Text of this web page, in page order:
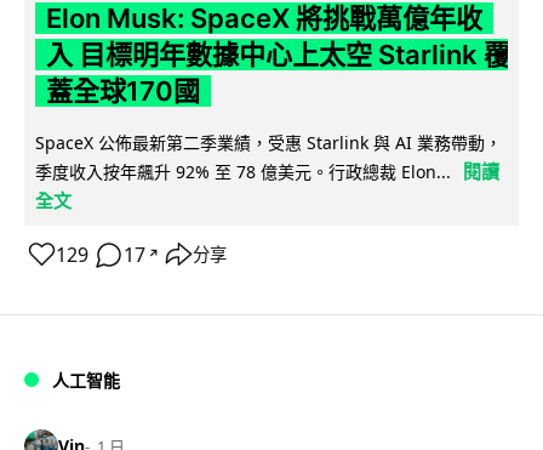
Elon Musk: SpaceX 將挑戰萬億年收
入 目標明年數據中心上太空 Starlink 覆
蓋全球170國
SpaceX 公佈最新第二季業績，受惠 Starlink 與 AI 業務帶動，
季度收入按年飆升 92% 至 78 億美元。行政總裁 Elon...
閱讀
全文
129 17 ↗ 分享
人工智能